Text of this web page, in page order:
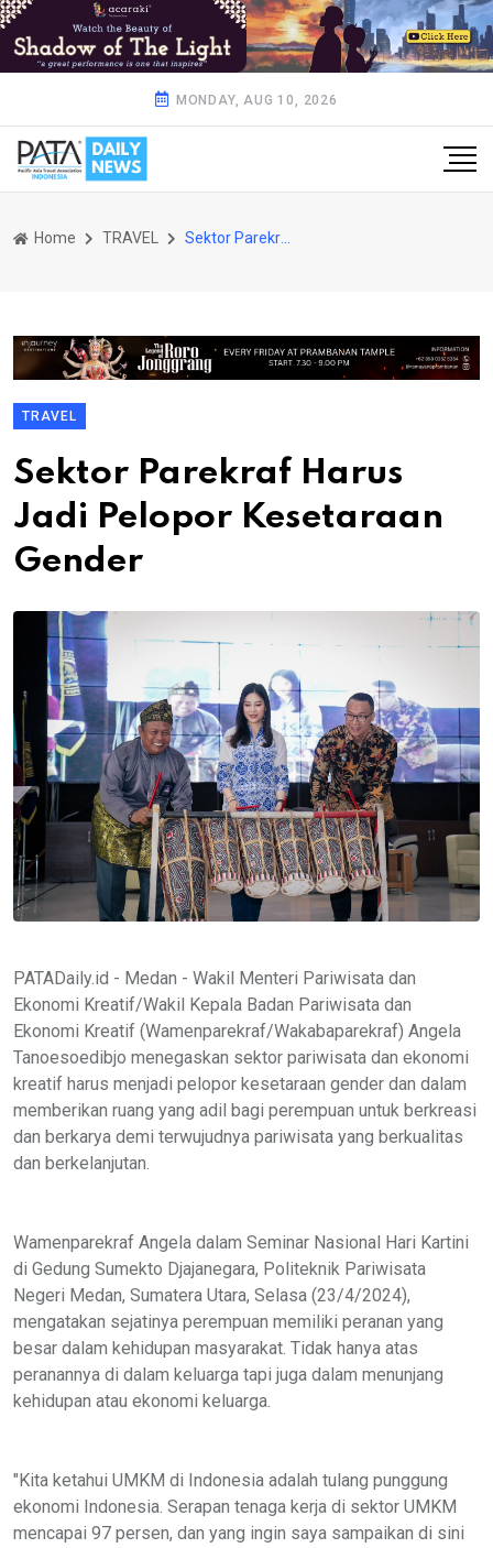
MONDAY, AUG 10, 2026
Home TRAVEL Sektor Parekraf Harus Jadi Pelopor Kesetaraan Gender
TRAVEL
Sektor Parekraf Harus
Jadi Pelopor Kesetaraan
Gender
PATADaily.id - Medan - Wakil Menteri Pariwisata dan
Ekonomi Kreatif/Wakil Kepala Badan Pariwisata dan
Ekonomi Kreatif (Wamenparekraf/Wakabaparekraf) Angela
Tanoesoedibjo menegaskan sektor pariwisata dan ekonomi
kreatif harus menjadi pelopor kesetaraan gender dan dalam
memberikan ruang yang adil bagi perempuan untuk berkreasi
dan berkarya demi terwujudnya pariwisata yang berkualitas
dan berkelanjutan.
Wamenparekraf Angela dalam Seminar Nasional Hari Kartini
di Gedung Sumekto Djajanegara, Politeknik Pariwisata
Negeri Medan, Sumatera Utara, Selasa (23/4/2024),
mengatakan sejatinya perempuan memiliki peranan yang
besar dalam kehidupan masyarakat. Tidak hanya atas
peranannya di dalam keluarga tapi juga dalam menunjang
kehidupan atau ekonomi keluarga.
"Kita ketahui UMKM di Indonesia adalah tulang punggung
ekonomi Indonesia. Serapan tenaga kerja di sektor UMKM
mencapai 97 persen, dan yang ingin saya sampaikan di sini